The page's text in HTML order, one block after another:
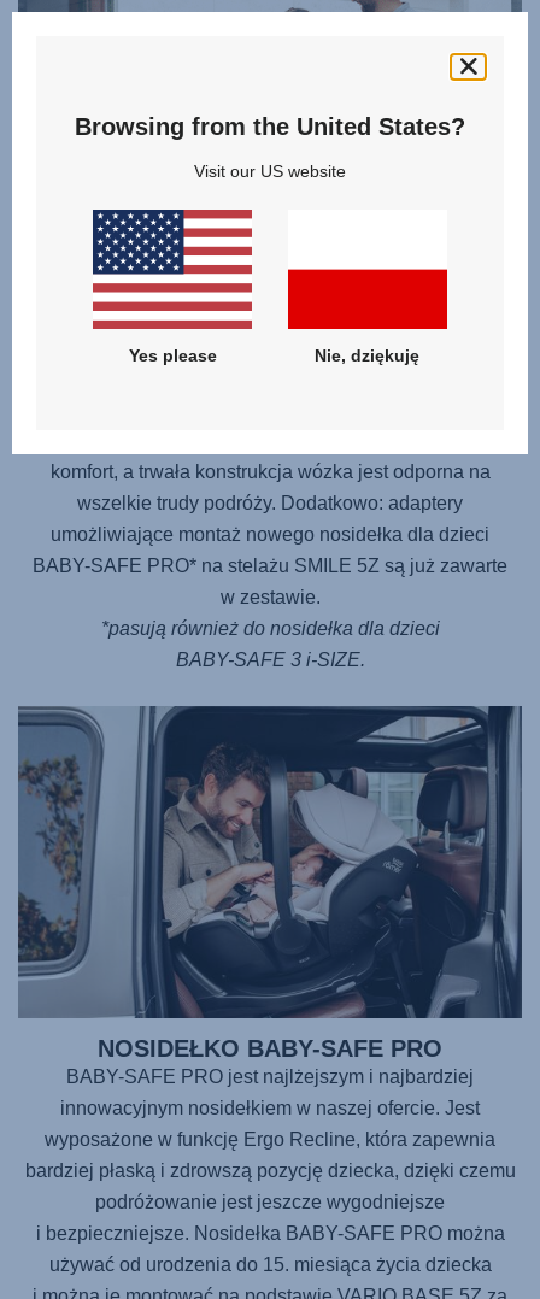
WÓZEK ROŚNIE WRAZ Z DZIECKIEM
Dzieci rosną szybko, więc wózek SMILE 5Z
rośnie razem z
komfort, a trwała konstrukcja wózka jest odporna na
wszelkie trudy podróży. Dodatkowo: adaptery
umożliwiające montaż nowego nosidełka dla dzieci
BABY-SAFE PRO* na stelażu SMILE 5Z są już zawarte
w zestawie.
*pasują również do nosidełka dla dzieci
BABY-SAFE 3 i-SIZE.
NOSIDEŁKO BABY-SAFE PRO
BABY-SAFE PRO jest najlżejszym i najbardziej
innowacyjnym nosidełkiem w naszej ofercie. Jest
wyposażone w funkcję Ergo Recline, która zapewnia
bardziej płaską i zdrowszą pozycję dziecka, dzięki czemu
podróżowanie jest jeszcze wygodniejsze
i bezpieczniejsze. Nosidełka BABY-SAFE PROmożna
używać od urodzenia do 15. miesiąca życia dziecka
Browsing from the United States?
Visit our US website
Yes please Nie, dziękuję